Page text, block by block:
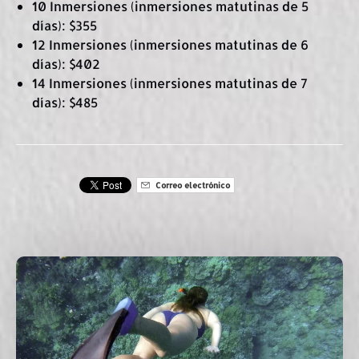
10 Inmersiones (inmersiones matutinas de 5
días): $355
12 Inmersiones (inmersiones matutinas de 6
días): $402
14 Inmersiones (inmersiones matutinas de 7
días): $485
Correo electrónico